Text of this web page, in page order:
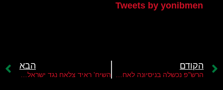
Tweets by yonibmen
הקודם
הרש"פ נכשלה בניסיונה לאחד את הפלגים סביב רעיון ה"התנגדות העממית"
הבא
השיח' ראיד צלאח נגד ישראל ורע"מ